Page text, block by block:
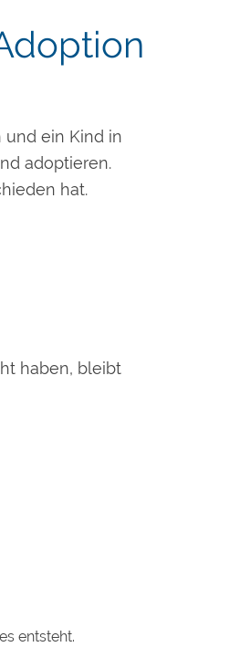
ein Kind in
adoptieren.
hat.
haben, bleibt
entsteht.